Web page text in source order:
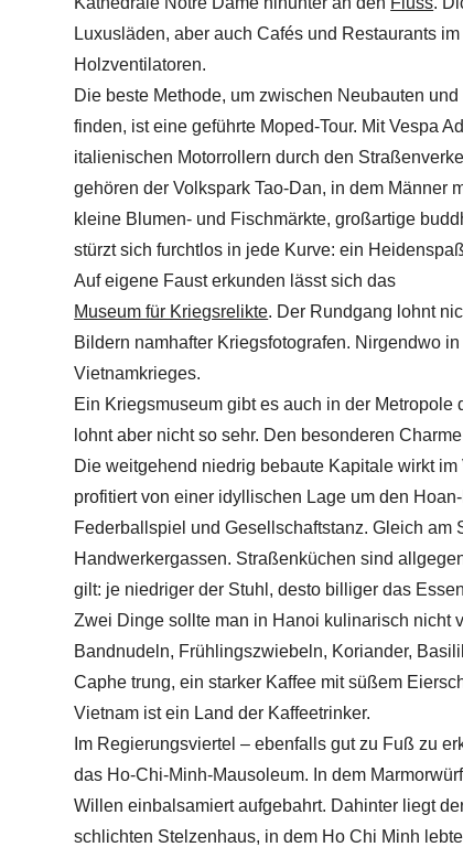
Luxusläden, aber auch Cafés und Restaurants
Holzventilatoren.
Die beste Methode, um zwischen Neubauten
finden, ist eine geführte Moped-Tour. Mit Vespa
italienischen Motorrollern durch den
gehören der Volkspark Tao-Dan, in dem Männer
kleine Blumen- und Fischmärkte, großartige
stürzt sich furchtlos in jede Kurve: ein
Auf eigene Faust erkunden lässt sich das
Museum für Kriegsrelikte. Der Rundgang lohnt
Bildern namhafter Kriegsfotografen. Nirgendwo
Vietnamkrieges.
Ein Kriegsmuseum gibt es auch in der
lohnt aber nicht so sehr. Den besonderen
Die weitgehend niedrig bebaute Kapitale wirkt
profitiert von einer idyllischen Lage um den
Federballspiel und Gesellschaftstanz. Gleich
Handwerkergassen. Straßenküchen sind
gilt: je niedriger der Stuhl, desto billiger das
Zwei Dinge sollte man in Hanoi kulinarisch nicht
Bandnudeln, Frühlingszwiebeln, Koriander,
Caphe trung, ein starker Kaffee mit süßem
Vietnam ist ein Land der Kaffeetrinker.
Im Regierungsviertel – ebenfalls gut zu Fuß zu
das Ho-Chi-Minh-Mausoleum. In dem
Willen einbalsamiert aufgebahrt. Dahinter liegt
schlichten Stelzenhaus, in dem Ho Chi Minh